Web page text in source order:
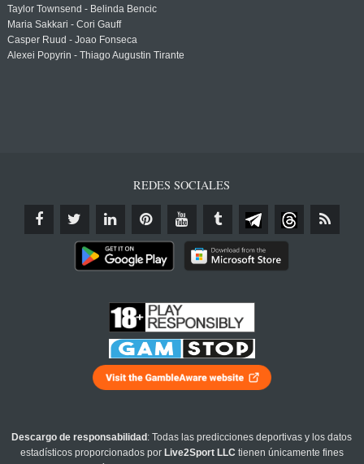
Taylor Townsend - Belinda Bencic
Maria Sakkari - Cori Gauff
Casper Ruud - Joao Fonseca
Alexei Popyrin - Thiago Augustin Tirante
REDES SOCIALES
Descargo de responsabilidad : Todas las predicciones deportivas y los datos
estadísticos proporcionados por Live2Sport LLC tienen únicamente fines